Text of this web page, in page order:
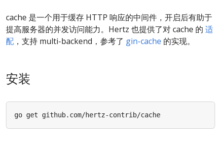
cache 是一个用于缓存 HTTP 响应的中间件，开启后有助于
提高服务器的并发访问能力。Hertz 也提供了对 cache 的 适
配 ，支持 multi-backend，参考了 gin-cache 的实现。
安装